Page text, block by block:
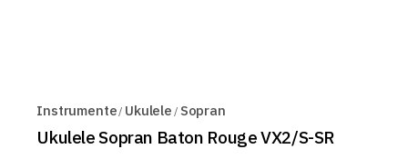
Instrumente Ukulele Sopran
Ukulele Sopran Baton Rouge VX2/S-SR